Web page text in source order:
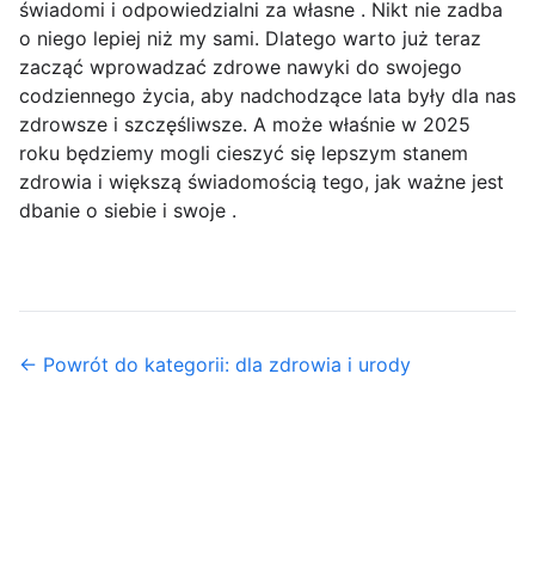
świadomi i odpowiedzialni za własne . Nikt nie zadba
o niego lepiej niż my sami. Dlatego warto już teraz
zacząć wprowadzać zdrowe nawyki do swojego
codziennego życia, aby nadchodzące lata były dla nas
zdrowsze i szczęśliwsze. A może właśnie w 2025
roku będziemy mogli cieszyć się lepszym stanem
zdrowia i większą świadomością tego, jak ważne jest
dbanie o siebie i swoje .
← Powrót do kategorii: dla zdrowia i urody